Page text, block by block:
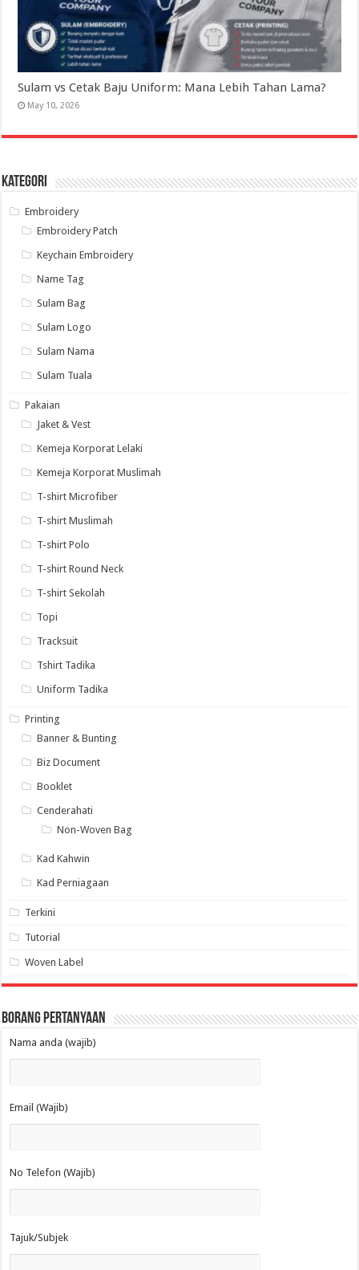
Sulam vs Cetak Baju Uniform: Mana Lebih Tahan Lama?
May 10, 2026
Kategori
Embroidery
Embroidery Patch
Keychain Embroidery
Name Tag
Sulam Bag
Sulam Logo
Sulam Nama
Sulam Tuala
Pakaian
Jaket & Vest
Kemeja Korporat Lelaki
Kemeja Korporat Muslimah
T-shirt Microfiber
T-shirt Muslimah
T-shirt Polo
T-shirt Round Neck
T-shirt Sekolah
Topi
Tracksuit
Tshirt Tadika
Uniform Tadika
Printing
Banner & Bunting
Biz Document
Booklet
Cenderahati
Non-Woven Bag
Kad Kahwin
Kad Perniagaan
Terkini
Tutorial
Woven Label
Borang Pertanyaan
Nama anda (wajib)
Email (Wajib)
No Telefon (Wajib)
Tajuk/Subjek